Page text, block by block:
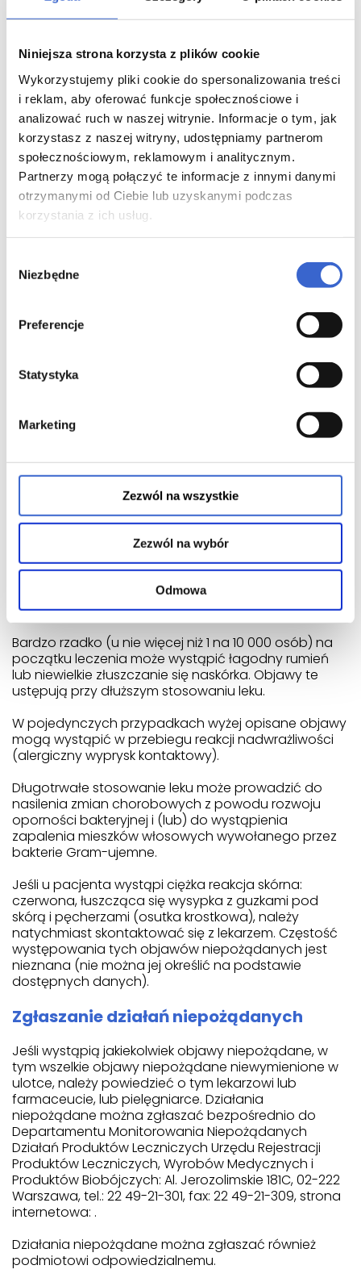
Niniejsza strona korzysta z plików cookie
Wykorzystujemy pliki cookie do spersonalizowania treści
i reklam, aby oferować funkcje społecznościowe i
analizować ruch w naszej witrynie. Informacje o tym, jak
korzystasz z naszej witryny, udostępniamy partnerom
społecznościowym, reklamowym i analitycznym.
Partnerzy mogą połączyć te informacje z innymi danymi
otrzymanymi od Ciebie lub uzyskanymi podczas
korzystania z ich usług.
zgody
Niezbędne
Preferencje
Statystyka
Marketing
Zezwól na wszystkie
Zezwól na wybór
Odmowa
Dobrze wysuszyć skórę.
mocne lub za słabe, należy zwrócić się do lekarza lub
farmaceuty.
Zastosowanie większej niż zalecana dawki leku
Aknemycin
W razie przypadkowego przedawkowania leku,
należy niezwłocznie zwrócić się do lekarza lub
farmaceuty.
Pominięcie zastosowania leku Aknemycin
uzupełnienia pominiętej dawki.
do lekarza lub farmaceuty.
Jak każdy lek, lek Aknemycin w postaci maści do
niepożądane, chociaż nie u każdego one wystąpią.
Zobacz również inne leki z tej kategorii:
Clindacne żel (10 mg/g) - 1 tuba 15 g
Acnelec żel(1 mg/g) (1 mg/g) - 1 poj. 30 g
Acnelec krem (1 mg/g) - 1 tuba 30 g
Lek Aknemycin
Bardzo rzadko (u nie więcej niż 1 na 10 000 osób) na
początku leczenia może wystąpić łagodny rumień
lub niewielkie złuszczanie się naskórka. Objawy te
ustępują przy dłuższym stosowaniu leku.
W pojedynczych przypadkach wyżej opisane objawy
mogą wystąpić w przebiegu reakcji nadwrażliwości
(alergiczny wyprysk kontaktowy).
Długotrwałe stosowanie leku może prowadzić do
nasilenia zmian chorobowych z powodu rozwoju
oporności bakteryjnej i (lub) do wystąpienia
zapalenia mieszków włosowych wywołanego przez
bakterie Gram-ujemne.
Jeśli u pacjenta wystąpi ciężka reakcja skórna:
czerwona, łuszcząca się wysypka z guzkami pod
skórą i pęcherzami (osutka krostkowa), należy
natychmiast skontaktować się z lekarzem. Częstość
występowania tych objawów niepożądanych jest
nieznana (nie można jej określić na podstawie
dostępnych danych).
Zgłaszanie działań niepożądanych
Jeśli wystąpią jakiekolwiek objawy niepożądane, w
tym wszelkie objawy niepożądane niewymienione w
ulotce, należy powiedzieć o tym lekarzowi lub
farmaceucie, lub pielęgniarce. Działania
niepożądane można zgłaszać bezpośrednio do
Departamentu Monitorowania Niepożądanych
Działań Produktów Leczniczych Urzędu Rejestracji
Produktów Leczniczych, Wyrobów Medycznych i
Produktów Biobójczych: Al. Jerozolimskie 181C, 02-222
Warszawa, tel.: 22 49-21-301, fax: 22 49-21-309, strona
internetowa: .
Działania niepożądane można zgłaszać również
podmiotowi odpowiedzialnemu.